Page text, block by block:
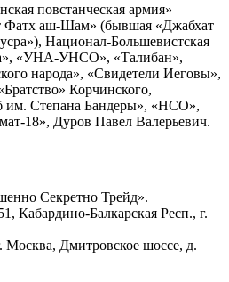
повстанческая армия»
аш-Шам» (бывшая «Джабхат
Национал-Большевистская
«УНА-УНСО», «Талибан»,
народа», «Свидетели Иеговы»,
Корчинского,
им. Степана Бандеры», «НСО»,
18», Дуров Павел Валерьевич.
Секретно Трейд».
Кабардино-Балкарская Респ., г.
Москва, Дмитровское шоссе, д.